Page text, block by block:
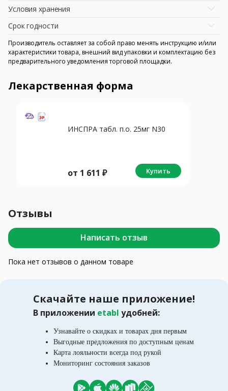
Условия хранения
Срок годности
Производитель оставляет за собой право менять инструкцию и/или
характеристики товара, внешний вид упаковки и комплектацию без
предварительного уведомления торговой площадки.
Лекарственная форма
ИНСПРА табл. п.о. 25мг N30
от 1 611 ₽ Купить
Отзывы
Написать отзыв
Пока нет отзывов о данном товаре
Скачайте наше приложение!
В приложении etabl удобней:
Узнавайте о скидках и товарах дня первым
Выгодные предложения по доступным ценам
Карта лояльности всегда под рукой
Мониторинг состояния заказов